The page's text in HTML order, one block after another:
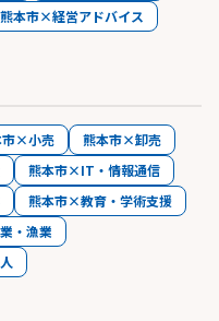
熊本市×経営アドバイス
市×小売
熊本市×卸売
熊本市×IT・情報通信
熊本市×教育・学術支援
・漁業